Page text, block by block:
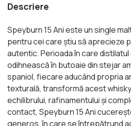
Descriere
Speyburn 15 Ani este un single
pentru cei care știu să aprecieze
autentic. Perioada în care
odihnească în butoaie din stejar
spaniol, fiecare aducând propria
texturală, transformă acest
echilibrului, rafinamentului și
contact, Speyburn 15 Ani
generos, în care se întrepătrund